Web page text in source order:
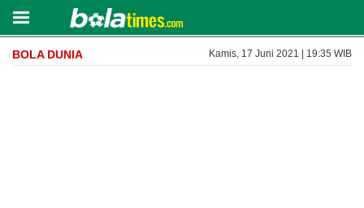
BOLA DUNIA Kamis, 17 Juni 2021 | 19:35 WIB